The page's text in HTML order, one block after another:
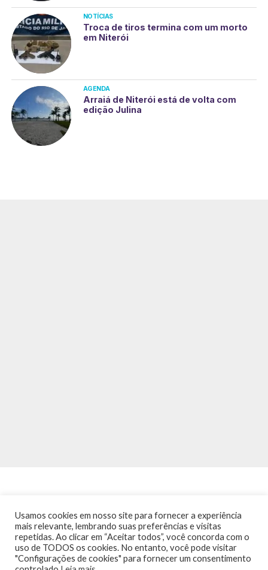
NOTÍCIAS
Troca de tiros termina com um morto
em Niterói
AGENDA
Arraiá de Niterói está de volta com
edição Julina
INÍCIO NOTÍCIAS AGENDA CONTATO
TRÂNSITO NA PONTE
TERMOS DE USO / POLÍTICA DE PRIVACIDADE
Usamos cookies em nosso site para fornecer a experiência
mais relevante, lembrando suas preferências e visitas
repetidas. Ao clicar em “Aceitar todos”, você concorda com o
uso de TODOS os cookies. No entanto, você pode visitar
"Configurações de cookies" para fornecer um consentimento